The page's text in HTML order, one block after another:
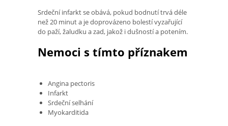
Srdeční infarkt se obává, pokud bodnutí trvá déle
než 20 minut a je doprovázeno bolestí vyzařující
do paží, žaludku a zad, jakož i dušností a potením.
Nemoci s tímto příznakem
Angina pectoris
Infarkt
Srdeční selhání
Myokarditida